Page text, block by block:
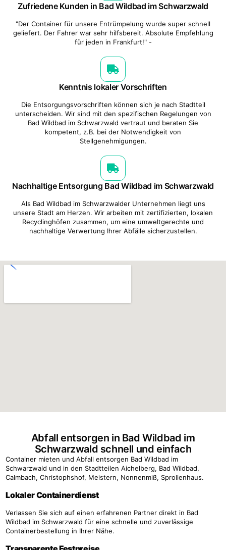
Zufriedene Kunden in Bad Wildbad im Schwarzwald
"Der Container für unsere Entrümpelung wurde super schnell
geliefert. Der Fahrer war sehr hilfsbereit. Absolute Empfehlung
für jeden in Frankfurt!" -
Kenntnis lokaler Vorschriften
Die Entsorgungsvorschriften können sich je nach Stadtteil
unterscheiden. Wir sind mit den spezifischen Regelungen von
Bad Wildbad im Schwarzwald vertraut und beraten Sie
kompetent, z.B. bei der Notwendigkeit von
Stellgenehmigungen.
Nachhaltige Entsorgung Bad Wildbad im Schwarzwald
Als Bad Wildbad im Schwarzwalder Unternehmen liegt uns
unsere Stadt am Herzen. Wir arbeiten mit zertifizierten, lokalen
Recyclinghöfen zusammen, um eine umweltgerechte und
nachhaltige Verwertung Ihrer Abfälle sicherzustellen.
Abfall entsorgen in Bad Wildbad im
Schwarzwald schnell und einfach
Container mieten und Abfall entsorgen Bad Wildbad im
Schwarzwald und in den Stadtteilen Aichelberg, Bad Wildbad,
Calmbach, Christophshof, Meistern, Nonnenmiß, Sprollenhaus.
Lokaler Containerdienst
Verlassen Sie sich auf einen erfahrenen Partner direkt in Bad
Wildbad im Schwarzwald für eine schnelle und zuverlässige
Containerbestellung in Ihrer Nähe.